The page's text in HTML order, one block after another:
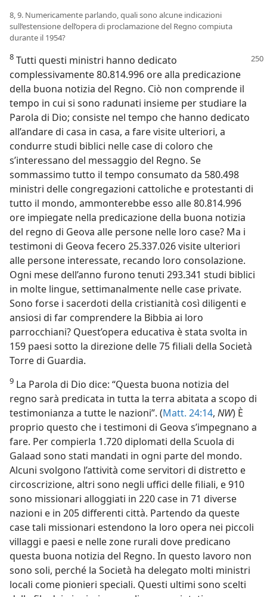
8, 9. Numericamente parlando, quali sono alcune indicazioni
sull’estensione dell’opera di proclamazione del Regno compiuta
durante il 1954?
8 Tutti questi ministri hanno dedicato
complessivamente 80.814.996 ore alla predicazione
della buona notizia del Regno. Ciò non comprende il
tempo in cui si sono radunati insieme per studiare la
Parola di Dio; consiste nel tempo che hanno dedicato
all’andare di casa in casa, a fare visite ulteriori, a
condurre studi biblici nelle case di coloro che
s’interessano del messaggio del Regno. Se
sommassimo tutto il tempo consumato da 580.498
ministri delle congregazioni cattoliche e protestanti di
tutto il mondo, ammonterebbe esso alle 80.814.996
ore impiegate nella predicazione della buona notizia
del regno di Geova alle persone nelle loro case? Ma i
testimoni di Geova fecero 25.337.026 visite ulteriori
alle persone interessate, recando loro consolazione.
Ogni mese dell’anno furono tenuti 293.341 studi biblici
in molte lingue, settimanalmente nelle case private.
Sono forse i sacerdoti della cristianità così diligenti e
ansiosi di far comprendere la Bibbia ai loro
parrocchiani? Quest’opera educativa è stata svolta in
159 paesi sotto la direzione delle 75 filiali della Società
Torre di Guardia.
9 La Parola di Dio dice: “Questa buona notizia del
regno sarà predicata in tutta la terra abitata a scopo di
testimonianza a tutte le nazioni”. (Matt. 24:14, NW) È
proprio questo che i testimoni di Geova s’impegnano a
fare. Per compierla 1.720 diplomati della Scuola di
Galaad sono stati mandati in ogni parte del mondo.
Alcuni svolgono l’attività come servitori di distretto e
circoscrizione, altri sono negli uffici delle filiali, e 910
sono missionari alloggiati in 220 case in 71 diverse
nazioni e in 205 differenti città. Partendo da queste
case tali missionari estendono la loro opera nei piccoli
villaggi e paesi e nelle zone rurali dove predicano
questa buona notizia del Regno. In questo lavoro non
sono soli, perché la Società ha delegato molti ministri
locali come pionieri speciali. Questi ultimi sono scelti